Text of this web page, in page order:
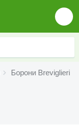
Борони Breviglieri